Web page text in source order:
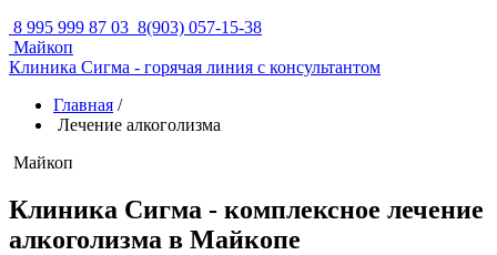
8 995 999 87 03 8(903) 057-15-38
Майкоп
Клиника Сигма - горячая линия с консультантом
Главная /
Лечение алкоголизма
Майкоп
Клиника Сигма - комплексное лечение
алкоголизма в Майкопе